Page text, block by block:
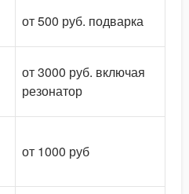
от 500 руб. подварка
от 3000 руб. включая
резонатор
от 1000 руб